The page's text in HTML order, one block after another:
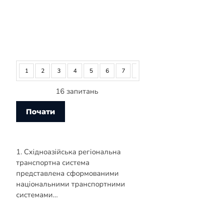
1 2 3 4 5 6 7
16 запитань
1. Східноазійська регіональна
транспортна система
представлена сформованими
національними транспортними
системами…